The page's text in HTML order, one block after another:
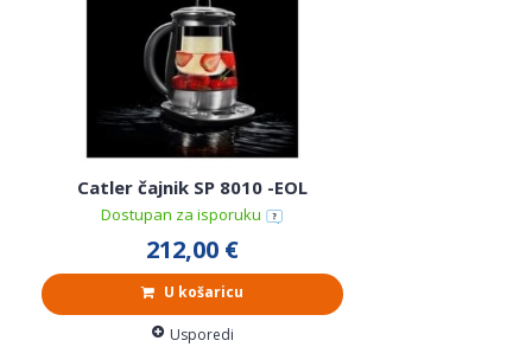
Catler čajnik SP 8010 -EOL
Dostupan za isporuku
212,00 €
U košaricu
Usporedi